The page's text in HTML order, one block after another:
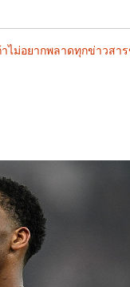
าไม่อยากพลาดทุกข่าวสา